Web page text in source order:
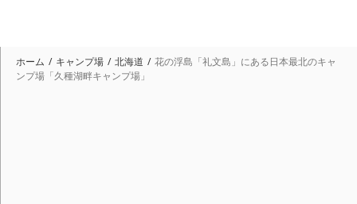
ホーム キャンプ場 北海道
花の浮島「礼文島」にある日本最北のキャ
ンプ場「久種湖畔キャンプ場」